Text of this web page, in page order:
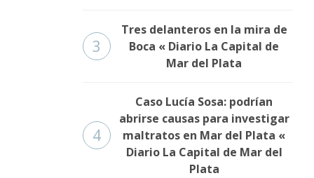
3
Tres delanteros en la mira de
Boca « Diario La Capital de
Mar del Plata
4
Caso Lucía Sosa: podrían
abrirse causas para investigar
maltratos en Mar del Plata «
Diario La Capital de Mar del
Plata